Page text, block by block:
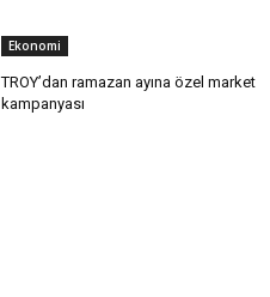
Ekonomi
TROY’dan ramazan ayına özel market
kampanyası